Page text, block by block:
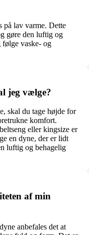
på lav varme. Dette
gøre den luftig og
vaske- og
jeg vælge?
skal du tage højde for
komfort.
eller kingsize er
en dyne, der er lidt
luftig og behagelig
af min
anbefales det at